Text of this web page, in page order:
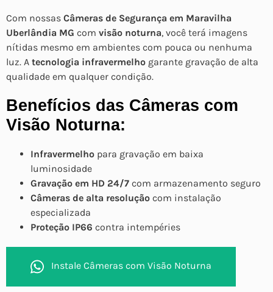
Com nossas Câmeras de Segurança em Maravilha
Uberlândia MG com visão noturna, você terá imagens
nítidas mesmo em ambientes com pouca ou nenhuma
luz. A tecnologia infravermelho garante gravação de alta
qualidade em qualquer condição.
Benefícios das Câmeras com
Visão Noturna:
Infravermelho para gravação em baixa
luminosidade
Gravação em HD 24/7 com armazenamento seguro
Câmeras de alta resolução com instalação
especializada
Proteção IP66 contra intempéries
Instale Câmeras com Visão Noturna